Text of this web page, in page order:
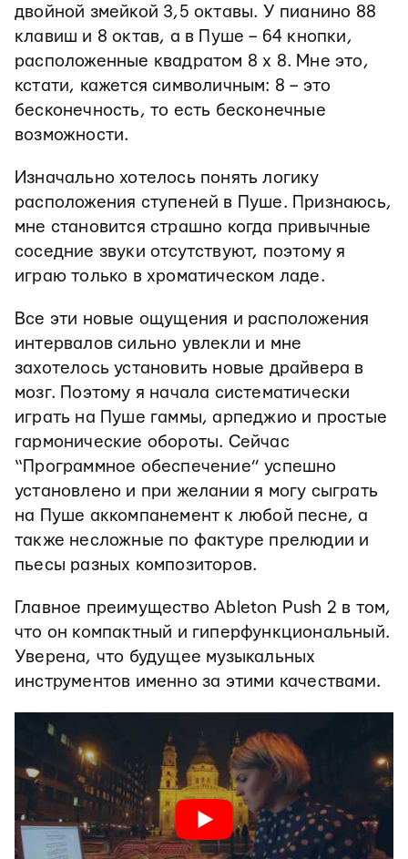
двойной змейкой 3,5 октавы. У пианино 88
клавиш и 8 октав, а в Пуше – 64 кнопки,
расположенные квадратом 8 х 8. Мне это,
кстати, кажется символичным: 8 – это
бесконечность, то есть бесконечные
возможности.
Изначально хотелось понять логику
расположения ступеней в Пуше. Признаюсь,
мне становится страшно когда привычные
соседние звуки отсутствуют, поэтому я
играю только в хроматическом ладе.
Все эти новые ощущения и расположения
интервалов сильно увлекли и мне
захотелось установить новые драйвера в
мозг. Поэтому я начала систематически
играть на Пуше гаммы, арпеджио и простые
гармонические обороты. Сейчас
“Программное обеспечение” успешно
установлено и при желании я могу сыграть
на Пуше аккомпанемент к любой песне, а
также несложные по фактуре прелюдии и
пьесы разных композиторов.
Главное преимущество Ableton Push 2 в том,
что он компактный и гиперфункциональный.
Уверена, что будущее музыкальных
инструментов именно за этими качествами.